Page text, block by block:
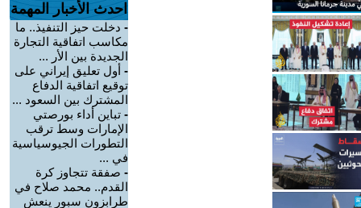
احدث الأخبار المهمة
- دخلت حيز التنفيذ.. ما
مكاسب اتفاقية التجارة
الجديدة بين الأر ...
- أول تعليق إيراني على
توقيع اتفاقية الدفاع
المشترك بين السعود ...
- تباين أداء بورصتي
الإمارات وسط ترقب
التطورات الجيوسياسية
في ...
- صفقة تتجاوز كرة
القدم.. محمد صلاح في
طرابزون سبور ينعش